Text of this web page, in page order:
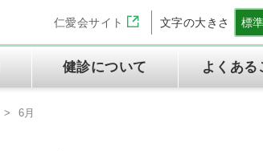
仁愛会サイト 文字の大きさ 標準
健診について よくある
> 6月